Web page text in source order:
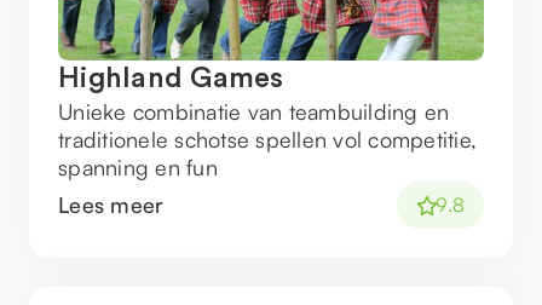
Highland Games
Unieke combinatie van teambuilding en
traditionele schotse spellen vol competitie,
spanning en fun
Lees meer
9.8